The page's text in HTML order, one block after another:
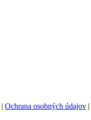
| Ochrana osobných údajov |